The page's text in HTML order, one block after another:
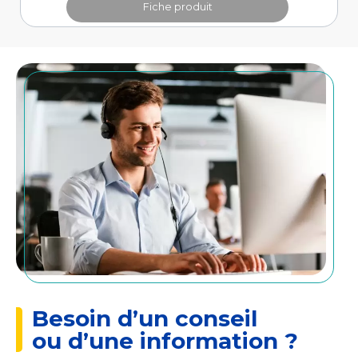
Fiche produit
Besoin d’un conseil
ou d’une information ?